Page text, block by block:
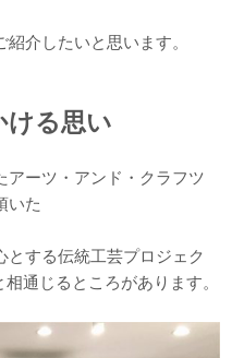
介したいと思います。
る思い
アーツ・アンド・クラフツ
いた
とする伝統工芸プロジェク
通じるところがあります。